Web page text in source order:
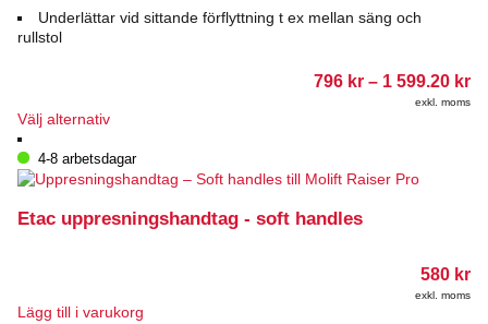
Underlättar vid sittande förflyttning t ex mellan säng och
rullstol
796 kr – 1 599.20 kr
exkl. moms
Välj alternativDen
produkten
har
varianter.
väljas
4-8 arbetsdagar
Etac uppresningshandtag - soft handles
580 kr
exkl. moms
Lägg till i varukorg